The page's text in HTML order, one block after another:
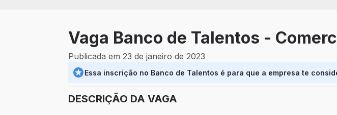
Vaga Banco de Talentos -
Publicada em 23 de janeiro de 2023
Essa inscrição no Banco de Talentos é para que a empresa te
DESCRIÇÃO DA VAGA